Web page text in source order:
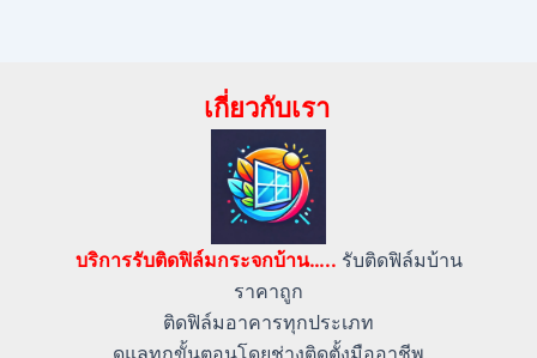
เกี่ยวกับเรา
บริการรับติดฟิล์มกระจกบ้าน….. รับติดฟิล์มบ้าน
ราคาถูก
ติดฟิล์มอาคารทุกประเภท
ดูแลทุกขั้นตอนโดยช่างติดตั้งมืออาชีพ